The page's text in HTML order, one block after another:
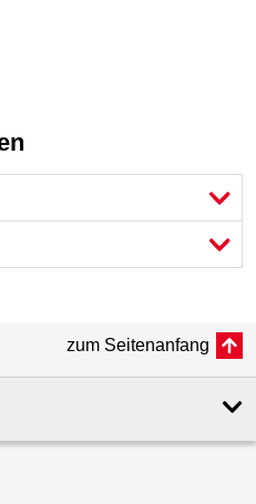
zum Seitenanfang